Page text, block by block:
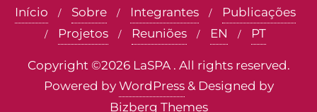
Início Sobre Integrantes
Publicações
Projetos
Reuniões EN PT
Copyright ©2026 LaSPA . All rights reserved.
Powered by WordPress & Designed by
Bizberg Themes